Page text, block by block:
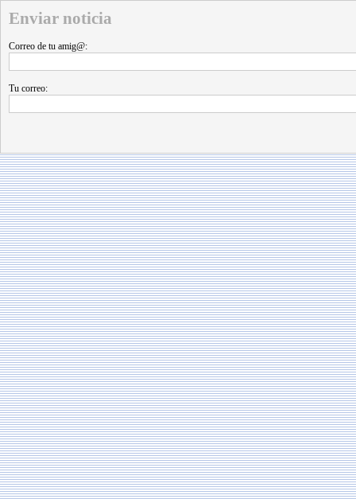
Enviar noticia
Correo de tu amig@:
Tu correo: